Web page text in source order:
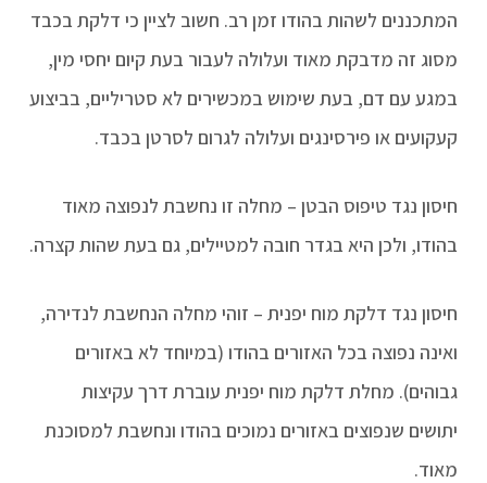
המתכננים לשהות בהודו זמן רב. חשוב לציין כי דלקת בכבד
מסוג זה מדבקת מאוד ועלולה לעבור בעת קיום יחסי מין,
במגע עם דם, בעת שימוש במכשירים לא סטריליים, בביצוע
קעקועים או פירסינגים ועלולה לגרום לסרטן בכבד.
חיסון נגד טיפוס הבטן – מחלה זו נחשבת לנפוצה מאוד
בהודו, ולכן היא בגדר חובה למטיילים, גם בעת שהות קצרה.
חיסון נגד דלקת מוח יפנית – זוהי מחלה הנחשבת לנדירה,
ואינה נפוצה בכל האזורים בהודו (במיוחד לא באזורים
גבוהים). מחלת דלקת מוח יפנית עוברת דרך עקיצות
יתושים שנפוצים באזורים נמוכים בהודו ונחשבת למסוכנת
מאוד.